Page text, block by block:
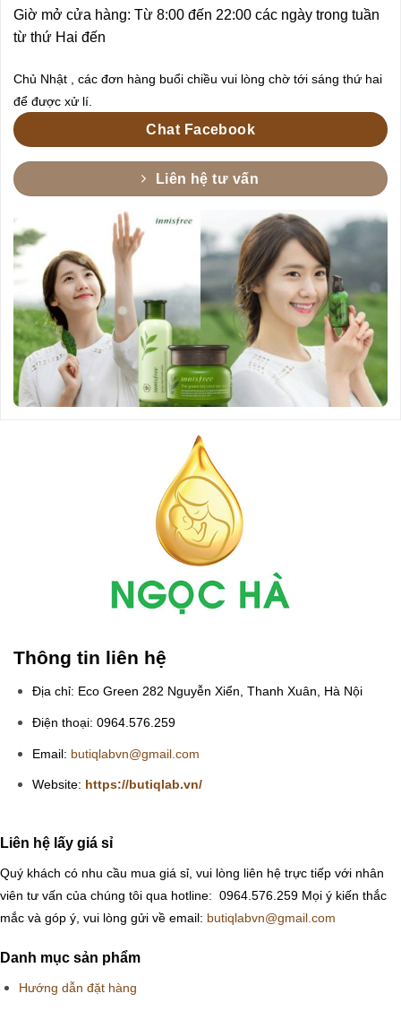
Giờ mở cửa hàng: Từ 8:00 đến 22:00 các ngày trong tuần
từ thứ Hai đến
Chủ Nhật , các đơn hàng buổi chiều vui lòng chờ tới sáng thứ hai
để được xử lí.
Chat Facebook
Liên hệ tư vấn
Thông tin liên hệ
Địa chỉ: Eco Green 282 Nguyễn Xiển, Thanh Xuân, Hà Nội
Điện thoại: 0964.576.259
Email: butiqlabvn@gmail.com
Website: https://butiqlab.vn/
Liên hệ lấy giá sỉ
Quý khách có nhu cầu mua giá sỉ, vui lòng liên hệ trực tiếp với nhân
viên tư vấn của chúng tôi qua hotline: 0964.576.259 Mọi ý kiến thắc
mắc và góp ý, vui lòng gửi về email: butiqlabvn@gmail.com
Danh mục sản phẩm
Hướng dẫn đặt hàng